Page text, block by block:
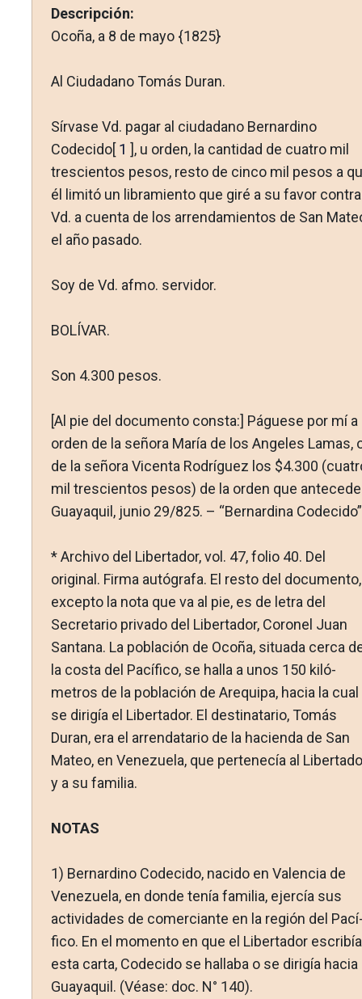
Descripción:
Ocoña, a 8 de mayo {1825}
Al Ciudadano Tomás Duran.
Sírvase Vd. pagar al ciudadano Bernardino
Codecido[ 1 ], u orden, la cantidad de cuatro mil
trescientos pesos, resto de cinco mil pesos a
él limitó un libramiento que giré a su favor contra
Vd. a cuenta de los arrendamientos de San
el año pasado.
Soy de Vd. afmo. servidor.
BOLÍVAR.
Son 4.300 pesos.
[Al pie del documento consta:] Páguese por mí a
orden de la señora María de los Angeles Lamas,
de la señora Vicenta Ro­dríguez los $4.300
mil trescientos pesos) de la orden que
Guayaquil, junio 29/825. – “Bernardina
* Archivo del Libertador, vol. 47, folio 40. Del
original. Firma autó­grafa. El resto del documento,
excepto la nota que va al pie, es de letra del
Secretario privado del Libertador, Coronel Juan
Santana. La población de Ocoña, situada cerca
la costa del Pacífico, se halla a unos 150 kiló­
metros de la población de Arequipa, hacia la cual
se dirigía el Libertador. El destinatario, Tomás
Duran, era el arrendatario de la hacienda de San
Mateo, en Venezuela, que pertenecía al
y a su familia.
NOTAS
1) Bernardino Codecido, nacido en Valencia de
Venezuela, en donde tenía familia, ejercía sus
actividades de comerciante en la región del
fico. En el momento en que el Libertador escribía
esta carta, Codecido se hallaba o se dirigía hacia
Guayaquil. (Véase: doc. N° 140).